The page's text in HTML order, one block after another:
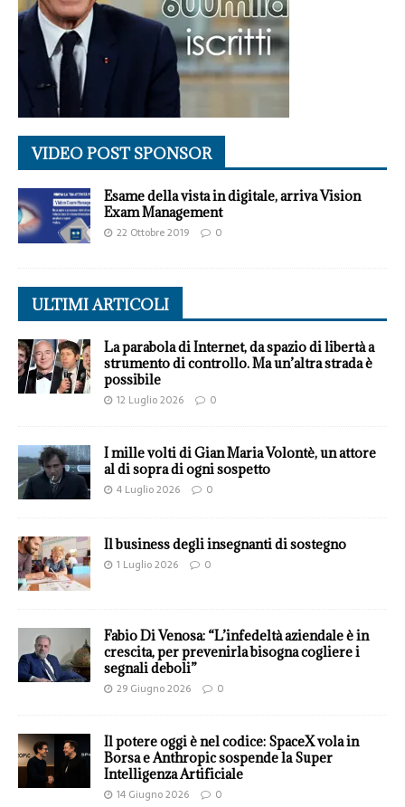
VIDEO POST SPONSOR
Esame della vista in digitale, arriva Vision
Exam Management
22 Ottobre 2019 0
ULTIMI ARTICOLI
La parabola di Internet, da spazio di libertà a
strumento di controllo. Ma un’altra strada è
possibile
12 Luglio 2026 0
I mille volti di Gian Maria Volontè, un attore
al di sopra di ogni sospetto
4 Luglio 2026 0
Il business degli insegnanti di sostegno
1 Luglio 2026 0
Fabio Di Venosa: “L’infedeltà aziendale è in
crescita, per prevenirla bisogna cogliere i
segnali deboli”
29 Giugno 2026 0
Il potere oggi è nel codice: SpaceX vola in
Borsa e Anthropic sospende la Super
Intelligenza Artificiale
14 Giugno 2026 0